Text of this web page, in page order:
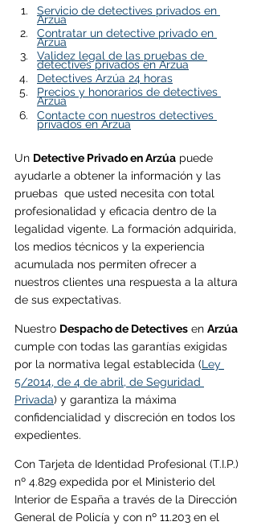
Servicio de detectives privados en
Arzúa
Contratar un detective privado en
Arzúa
Validez legal de las pruebas de
detectives privados en Arzúa
Detectives Arzúa 24 horas
Precios y honorarios de detectives
Arzúa
Contacte con nuestros detectives
privados en Arzúa
Un Detective Privado en Arzúa puede
ayudarle a obtener la información y las
pruebas  que usted necesita con total
profesionalidad y eficacia dentro de la
legalidad vigente. La formación adquirida,
los medios técnicos y la experiencia
acumulada nos permiten ofrecer a
nuestros clientes una respuesta a la altura
de sus expectativas.
Nuestro Despacho de Detectives en Arzúa
cumple con todas las garantías exigidas
por la normativa legal establecida (Ley
5/2014, de 4 de abril, de Seguridad
Privada) y garantiza la máxima
confidencialidad y discreción en todos los
expedientes.
Con Tarjeta de Identidad Profesional (T.I.P.)
nº 4.829 expedida por el Ministerio del
Interior de España a través de la Dirección
General de Policía y con nº 11.203 en el